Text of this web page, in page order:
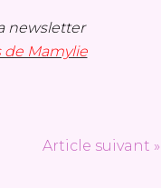
newsletter
de Mamylie
Article suivant »